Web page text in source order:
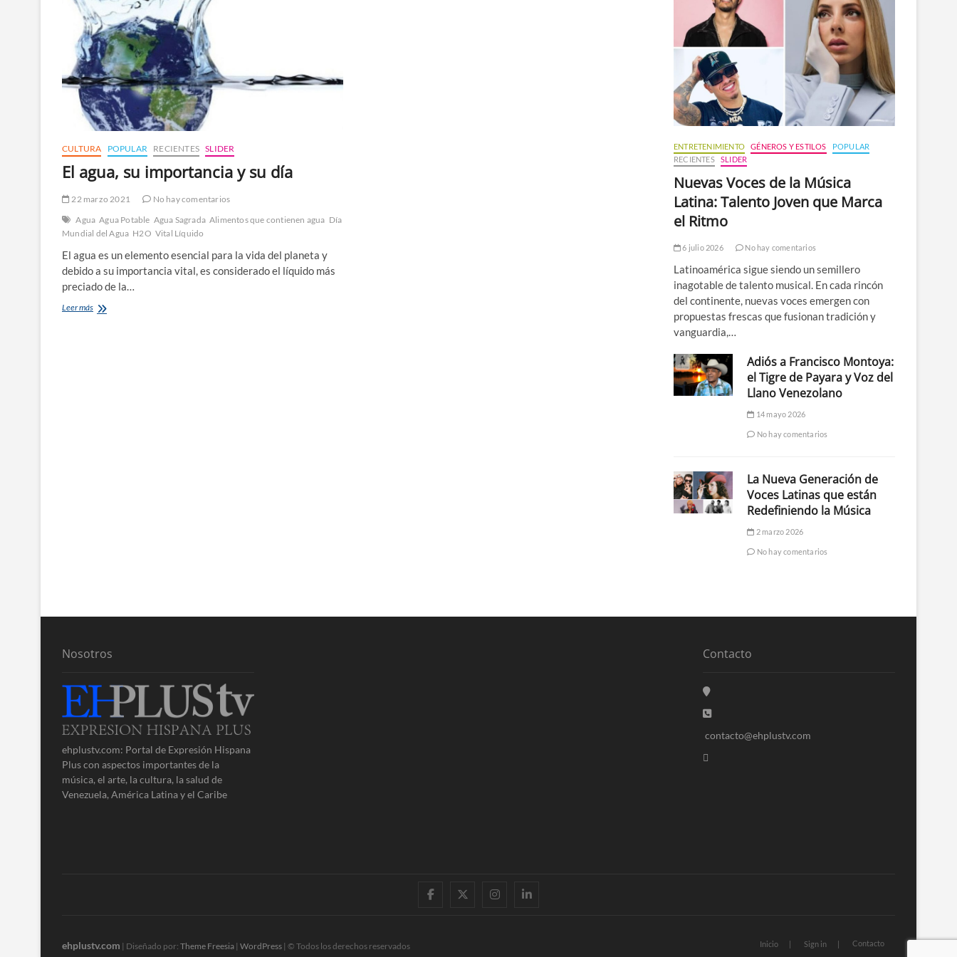
n
ú
CULTURA POPULAR RECIENTES SLIDER
El agua, su importancia y su día
22 marzo 2021
No hay comentarios
Agua Agua Potable Agua Sagrada Alimentos que contienen agua Día
Mundial del Agua H2O Vital Líquido
El agua es un elemento esencial para la vida del planeta y
debido a su importancia vital, es considerado el líquido más
preciado de la…
Leer másEl
ENTRETENIMIENTO GÉNEROS Y ESTILOS
POPULAR
RECIENTES
SLIDER
Nuevas Voces de la Música
Latina: Talento Joven que Marca
el Ritmo
6 julio 2026 No hay comentarios
Latinoamérica sigue siendo un semillero
inagotable de talento musical. En cada rincón
del continente, nuevas voces emergen con
propuestas frescas que fusionan tradición y
vanguardia,…
Adiós a Francisco Montoya:
el Tigre de Payara y Voz del
Llano Venezolano
14 mayo 2026
No hay comentarios
La Nueva Generación de
Voces Latinas que están
Redefiniendo la Música
2 marzo 2026
No hay comentarios
Nosotros
ehplustv.com: Portal de Expresión Hispana
Plus con aspectos importantes de la
música, el arte, la cultura, la salud de
Venezuela, América Latina y el Caribe
Contacto
contacto@ehplustv.com
facebooktwitterinstagram
linkedin
Inicio Sign in Contacto
ehplustv.com | Diseñado por: Theme Freesia | WordPress | © Todos los derechos reservados